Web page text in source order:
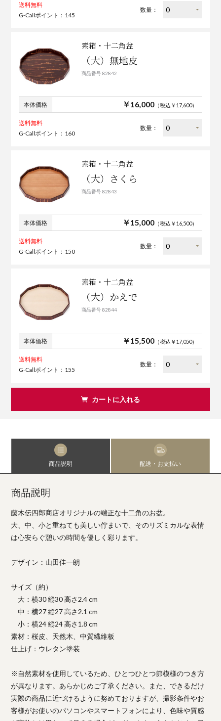
送料無料
G-Callポイント：145
数量：
素箱・十二角盆
（大）無地皮
商品番号 82842
本体価格 ￥16,000（税込￥17,600）
送料無料
G-Callポイント：160
数量：
素箱・十二角盆
（大）さくら
商品番号 82843
本体価格 ￥15,000（税込￥16,500）
送料無料
G-Callポイント：150
数量：
素箱・十二角盆
（大）かえで
商品番号 82844
本体価格 ￥15,500（税込￥17,050）
送料無料
G-Callポイント：155
数量：
カートに入れる
商品説明 配送・お支払い
商品説明
藤木伝四郎商店オリジナルの端正な十二角のお盆。
大、中、小と重ねても美しい佇まいで、そのリズミカルな表情
は心安らぐ憩いの時間を優しく彩ります。
デザイン：山田佳一朗
サイズ（約）
大：横30 縦30 高さ2.4 cm
中：横27 縦27 高さ2.1 cm
小：横24 縦24 高さ1.8 cm
素材：桜皮、天然木、中質繊維板
仕上げ：ウレタン塗装
※自然素材を使用しているため、ひとつひとつ節模様のつき方
が異なります。あらかじめご了承ください。また、できるだけ
実際の商品に近づけるように努めておりますが、撮影条件やお
客様がお使いのパソコンやスマートフォンにより、色味や質感